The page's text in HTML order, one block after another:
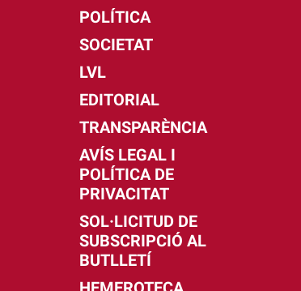
POLÍTICA
SOCIETAT
LVL
EDITORIAL
TRANSPARÈNCIA
AVÍS LEGAL I
POLÍTICA DE
PRIVACITAT
SOL·LICITUD DE
SUBSCRIPCIÓ AL
BUTLLETÍ